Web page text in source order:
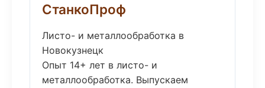
СтанкоПроф
Листо- и металлообработка в
Новокузнецк
Опыт 14+ лет в листо- и
металлообработка. Выпускаем